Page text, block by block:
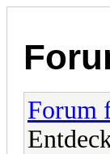
Forum